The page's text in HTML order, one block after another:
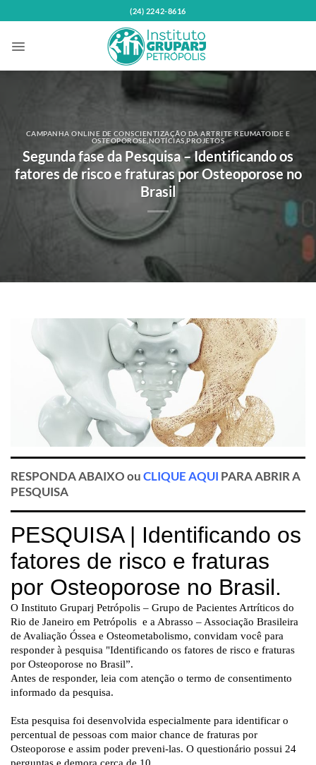
to
(24) 2242-8616
CAMPANHA ONLINE DE CONSCIENTIZAÇÃO DA ARTRITE REUMATOIDE E
OSTEOPOROSE,NOTÍCIAS ,PROJETOS
Segunda fase da Pesquisa – Identificando os
fatores de risco e fraturas por Osteoporose no
Brasil
RESPONDA ABAIXO ouCLIQUE AQUI PARA ABRIR A
PESQUISA